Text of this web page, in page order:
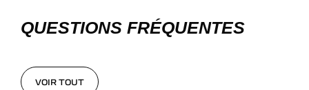
QUESTIONS FRÉQUENTES
VOIR TOUT